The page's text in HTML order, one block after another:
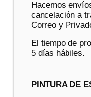
Hacemos
cancelación a
Correo y
El tiempo de
5 días hábiles.
PINTURA DE